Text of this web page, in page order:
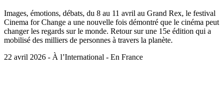
Images, émotions, débats, du 8 au 11 avril au Grand Rex, le festival
Cinema for Change a une nouvelle fois démontré que le cinéma peut
changer les regards sur le monde. Retour sur une 15e édition qui a
mobilisé des milliers de personnes à travers la planète.
22 avril 2026 - À l’International - En France